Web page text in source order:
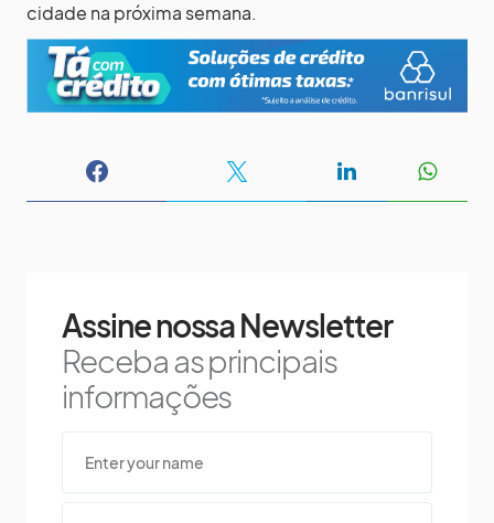
cidade na próxima semana.
Assine nossa Newsletter
Receba as principais
informações